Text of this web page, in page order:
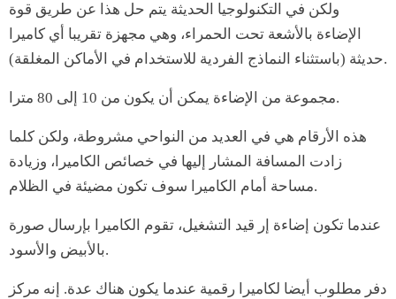
ولكن في التكنولوجيا الحديثة يتم حل هذا عن طريق قوة
الإضاءة بالأشعة تحت الحمراء، وهي مجهزة تقريبا أي كاميرا
حديثة (باستثناء النماذج الفردية للاستخدام في الأماكن المغلقة).
مجموعة من الإضاءة يمكن أن يكون من 10 إلى 80 مترا.
هذه الأرقام هي في العديد من النواحي مشروطة، ولكن كلما
زادت المسافة المشار إليها في خصائص الكاميرا، وزيادة
مساحة أمام الكاميرا سوف تكون مضيئة في الظلام.
عندما تكون إضاءة إر قيد التشغيل، تقوم الكاميرا بإرسال صورة
بالأبيض والأسود.
دفر مطلوب أيضا لكاميرا رقمية عندما يكون هناك عدة. إنه مركز